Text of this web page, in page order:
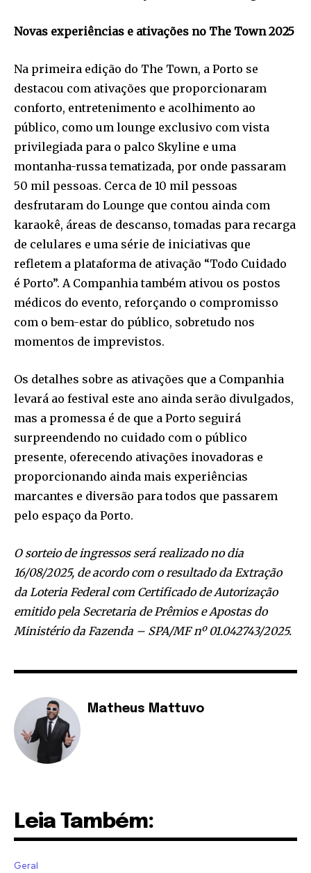
Novas experiências e ativações no The Town 2025
Na primeira edição do The Town, a Porto se
destacou com ativações que proporcionaram
conforto, entretenimento e acolhimento ao
público, como um lounge exclusivo com vista
privilegiada para o palco Skyline e uma
montanha-russa tematizada, por onde passaram
50 mil pessoas. Cerca de 10 mil pessoas
desfrutaram do Lounge que contou ainda com
karaokê, áreas de descanso, tomadas para recarga
de celulares e uma série de iniciativas que
refletem a plataforma de ativação “Todo Cuidado
é Porto”. A Companhia também ativou os postos
médicos do evento, reforçando o compromisso
com o bem-estar do público, sobretudo nos
momentos de imprevistos.
Os detalhes sobre as ativações que a Companhia
levará ao festival este ano ainda serão divulgados,
mas a promessa é de que a Porto seguirá
surpreendendo no cuidado com o público
presente, oferecendo ativações inovadoras e
proporcionando ainda mais experiências
marcantes e diversão para todos que passarem
pelo espaço da Porto.
O sorteio de ingressos será realizado no dia
16/08/2025, de acordo com o resultado da Extração
da Loteria Federal com Certificado de Autorização
emitido pela Secretaria de Prêmios e Apostas do
Ministério da Fazenda – SPA/MF nº 01.042743/2025.
Matheus Mattuvo
Leia Também:
Geral